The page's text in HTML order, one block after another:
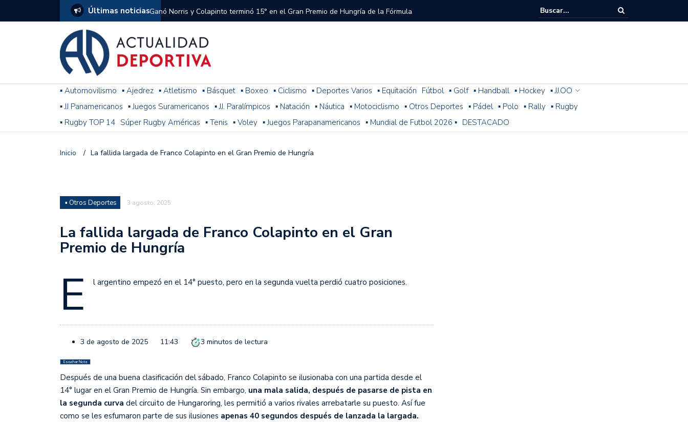
Últimas noticiasGanó Norris y Colapinto terminó 15° en el Gran Premio de Hungría de la Fórmula
1
El penal de Barracas Central a River que el árbitro y el VAR no cobraron en el
Monumental
Se jugó una nueva fecha del Torneo del Interior Copa Zurich
Arrancó el Torneo Clausura: resultados, posiciones y cómo sigue la fecha 1
Franco Colapinto giró sin problemas y terminó 14° la última práctica para el
omitió un penal de Sosa
Juan Fernando Quintero rescindió su contrato con River: “Quedará para siempre
en la historia grande del club”
de Vélez a la pasión por River
El Nacional de Clubes A llega a Córdoba con el histórico regreso de Diego
Lista de la selección femenina de Argentina para la Copa Mundial de Hockey FIH
2026
Lista de la selección masculina de Argentina para la Copa Mundial de Hockey
▪ Automovilismo ▪ Ajedrez ▪ Atletismo ▪ Básquet ▪ Boxeo ▪ Ciclismo ▪ Deportes Varios ▪ Equitación Fútbol ▪ Golf ▪ Handball ▪ Hockey ▪ JJ.OO
▪ JJ Panamericanos ▪ Juegos Suramericanos ▪ JJ. Paralímpicos ▪ Natación ▪ Náutica ▪ Motociclismo ▪ Otros Deportes ▪ Pádel ▪ Polo ▪ Rally ▪ Rugby
▪ Rugby TOP 14 Súper Rugby Américas ▪ Tenis ▪ Voley ▪ Juegos Parapanamericanos ▪ Mundial de Futbol 2026 ▪ DESTACADO
Inicio / La fallida largada de Franco Colapinto en el Gran Premio de Hungría
▪ Otros Deportes 3 agosto, 2025
La fallida largada de Franco Colapinto en el Gran
Premio de Hungría
E l argentino empezó en el 14° puesto, pero en la segunda vuelta perdió cuatro posiciones.
3 de agosto de 2025 11:43 3 minutos de lectura
Escuchar Nota
Después de una buena clasificación del sábado, Franco Colapinto se ilusionaba con una partida desde el
14° lugar en el Gran Premio de Hungría. Sin embargo, una mala salida, después de pasarse de pista en
la segunda curva del circuito de Hungaroring, les permitió a varios rivales arrebatarle su puesto. Así fue
como se les esfumaron parte de sus ilusiones apenas 40 segundos después de lanzada la largada.